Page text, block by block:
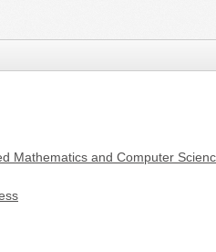
Mathematics and Computer